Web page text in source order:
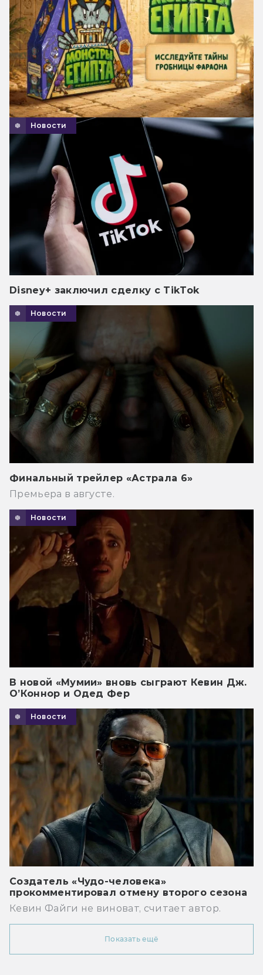
Новости
Disney+ заключил сделку с TikTok
Новости
Финальный трейлер «Астрала 6»
Премьера в августе.
Новости
В новой «Мумии» вновь сыграют Кевин Дж.
О’Коннор и Одед Фер
Новости
Создатель «Чудо-человека»
прокомментировал отмену второго сезона
Кевин Файги не виноват, считает автор.
Показать ещё